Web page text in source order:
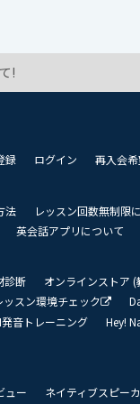
!
録 ログイン 再入会
法 レッスン回数無制限
英会話アプリについて
診断 オンラインストア (
ッスン環境チェック
発音トレーニング Hey!
ュー ネイティブスピー